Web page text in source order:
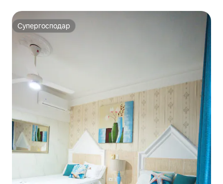
Супергосподар
Супергосподар